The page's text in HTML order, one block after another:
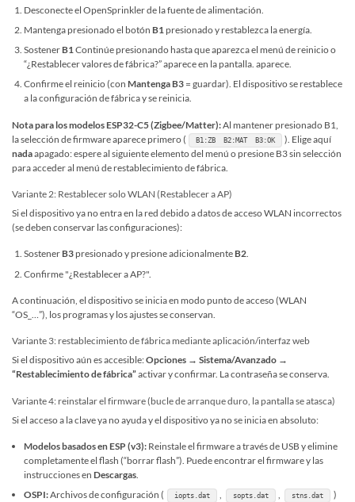
Desconecte el OpenSprinkler de la fuente de alimentación.
Mantenga presionado el botón B1 presionado y restablezca la energía.
Sostener B1Continúe presionando hasta que aparezca el menú de reinicio o
“¿Restablecer valores de fábrica?” aparece en la pantalla. aparece.
Confirme el reinicio (con Mantenga B3 = guardar). El dispositivo se restablece
a la configuración de fábrica y se reinicia.
Nota para los modelos ESP32-C5 (Zigbee/Matter):Al mantener presionado B1,
la selección de firmware aparece primero (
B1:ZB B2:MAT B3:OK
). Elige aquí
nadaapagado: espere al siguiente elemento del menú o presione B3 sin selección
para acceder al menú de restablecimiento de fábrica.
Variante 2: Restablecer solo WLAN (Restablecer a AP)
Si el dispositivo ya no entra en la red debido a datos de acceso WLAN incorrectos
(se deben conservar las configuraciones):
Sostener B3 presionado y presione adicionalmente B2.
Confirme "¿Restablecer a AP?".
A continuación, el dispositivo se inicia en modo punto de acceso (WLAN
“OS_…”), los programas y los ajustes se conservan.
Variante 3: restablecimiento de fábrica mediante aplicación/interfaz web
Si el dispositivo aún es accesible:Opciones → Sistema/Avanzado →
“Restablecimiento de fábrica”activar y confirmar. La contraseña se conserva.
Variante 4: reinstalar el firmware (bucle de arranque duro, la pantalla se atasca)
Si el acceso a la clave ya no ayuda y el dispositivo ya no se inicia en absoluto:
Modelos basados ​​en ESP (v3): Reinstale el firmware a través de USB y elimine
completamente el flash (“borrar flash”). Puede encontrar el firmware y las
instrucciones en Descargas
OSPI:Archivos de configuración ( iopts.dat , sopts.dat , stns.dat
)